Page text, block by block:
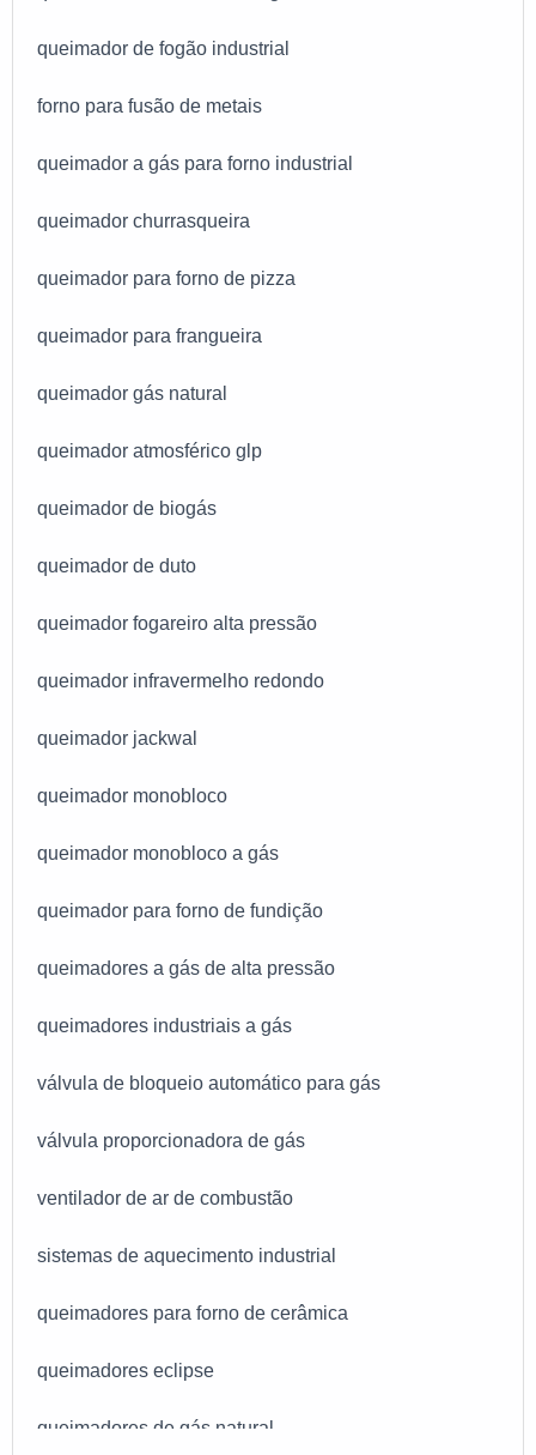
queimador de fogão industrial
forno para fusão de metais
queimador a gás para forno industrial
queimador churrasqueira
queimador para forno de pizza
queimador para frangueira
queimador gás natural
queimador atmosférico glp
queimador de biogás
queimador de duto
queimador fogareiro alta pressão
queimador infravermelho redondo
queimador jackwal
queimador monobloco
queimador monobloco a gás
queimador para forno de fundição
queimadores a gás de alta pressão
queimadores industriais a gás
válvula de bloqueio automático para gás
válvula proporcionadora de gás
ventilador de ar de combustão
sistemas de aquecimento industrial
queimadores para forno de cerâmica
queimadores eclipse
queimadores de gás natural